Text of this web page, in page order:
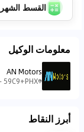
القسط
معلومات الوكيل
AN Motors
أبرز النقاط